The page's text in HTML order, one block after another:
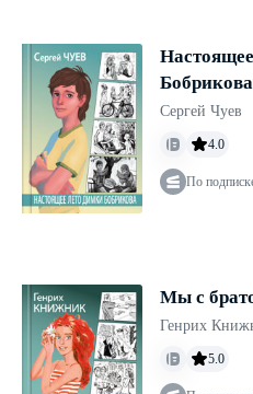
Бобрикова
Сергей Чуев
4.0
По
Мы с
Генрих
5.0